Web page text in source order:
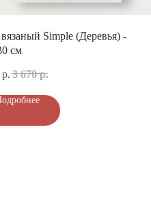
Simple (Деревья) -
см
р. 3 670 р.